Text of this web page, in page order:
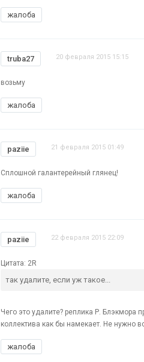
жалоба
truba27 20 февраля 2015 15:15
возьму
жалоба
paziie 21 февраля 2015 01:49
Сплошной галантерейный глянец!
жалоба
paziie 22 февраля 2015 22:09
Цитата: 2R
так удалите, если уж такое...
Чего это удалите? реплика Р. Блэкмора
коллектива как бы намекает. Не нужно
жалоба